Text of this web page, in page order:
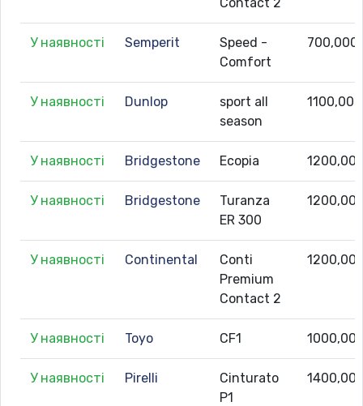
У наявності Semperit
Speed -
Comfort
700,000
У наявності Dunlop
sport all
season
1100,000
У наявності Bridgestone Ecopia
У наявності Bridgestone
Turanza
ER 300
У наявності Continental
Conti
Premium
Contact 2
У наявності Toyo CF1
У наявності Pirelli
Cinturato
P1